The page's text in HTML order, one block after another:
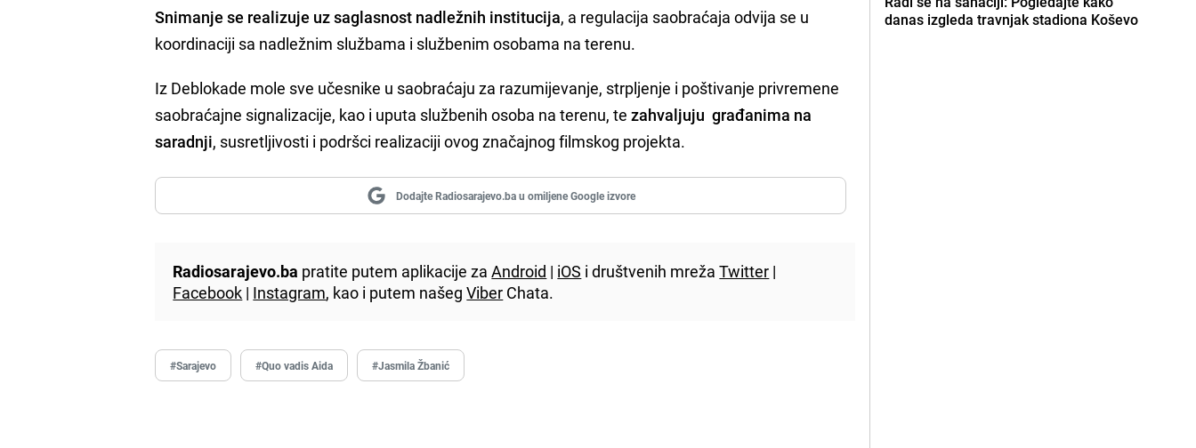
Snimanje se realizuje uz saglasnost nadležnih institucija, a regulacija saobraćaja odvija se u
koordinaciji sa nadležnim službama i službenim osobama na terenu.
Iz Deblokade mole sve učesnike u saobraćaju za razumijevanje, strpljenje i poštivanje privremene
saobraćajne signalizacije, kao i uputa službenih osoba na terenu, tezahvaljuju građanima na
saradnji, susretljivosti i podršci realizaciji ovog značajnog filmskog projekta.
Dodajte Radiosarajevo.ba u omiljene Google izvore
Radiosarajevo.ba pratite putem aplikacije zaAndroid | iOS i društvenih mrežaTwitter |
Facebook | Instagram, kao i putem našegViber Chata.
#Sarajevo #Quo vadis Aida #Jasmila Žbanić
danas izgleda travnjak stadiona Koševo